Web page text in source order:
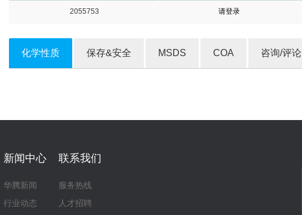
2055753 请登录
化学性质 保存&安全 MSDS COA 咨询/评论
新闻中心
华腾新闻
行业动态
联系我们
服务热线
人才招聘